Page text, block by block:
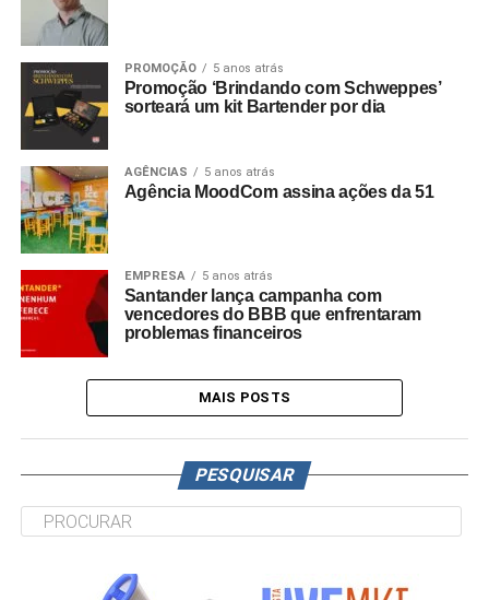
PROMOÇÃO 5 anos atrás
Promoção ‘Brindando com Schweppes’
sorteará um kit Bartender por dia
AGÊNCIAS 5 anos atrás
Agência MoodCom assina ações da 51
EMPRESA 5 anos atrás
Santander lança campanha com
vencedores do BBB que enfrentaram
problemas financeiros
MAIS POSTS
PESQUISAR